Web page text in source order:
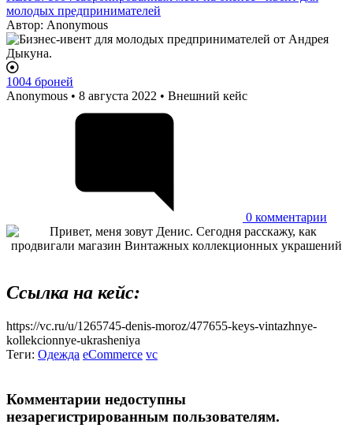
молодых предпринимателей
Автор: Anonymous
1004 броней
Anonymous • 8 августа 2022 • Внешний кейс
0 комментарии
Ссылка на кейс:
https://vc.ru/u/1265745-denis-moroz/477655-keys-vintazhnye-
kollekcionnye-ukrasheniya
Теги: Одежда eCommerce vc
body
Комментарии недоступны
незарегистрированным пользователям.